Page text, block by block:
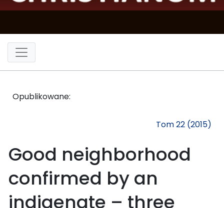
Opublikowane:
Tom 22 (2015)
Good neighborhood
confirmed by an
indigenate – three